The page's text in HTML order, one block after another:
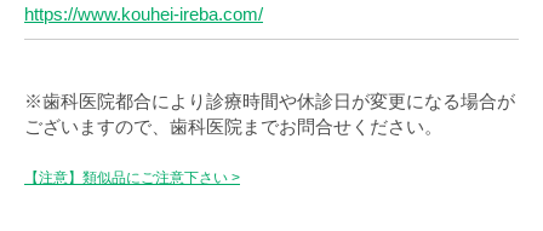
https://www.kouhei-ireba.com/
※歯科医院都合により診療時間や休診日が変更になる場合が
ございますので、歯科医院までお問合せください。
【注意】類似品にご注意下さい >